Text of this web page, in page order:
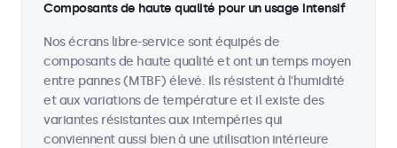
Composants de haute qualité pour un usage intensif
Nos écrans libre-service sont équipés de
composants de haute qualité et ont un temps moyen
entre pannes (MTBF) élevé. Ils résistent à l'humidité
et aux variations de température et il existe des
variantes résistantes aux intempéries qui
conviennent aussi bien à une utilisation intérieure